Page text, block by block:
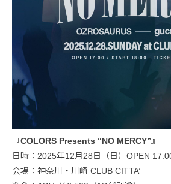
『COLORS Presents “NO MERCY”』
日時：2025年12月28日（日）OPEN
会場：神奈川・川崎 CLUB CITTA’